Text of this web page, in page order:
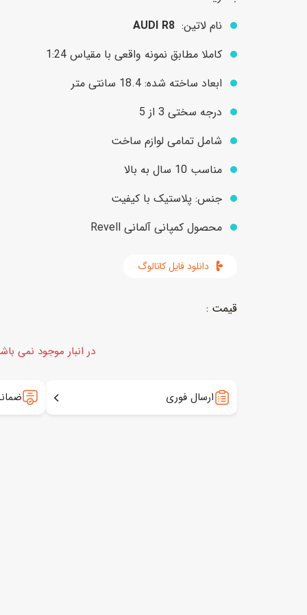
عروسک
خانه و لوازم عروسک
اکشن فیگور و شخصیت
نام لاتین: AUDI R8
کاملا مطابق نمونه واقعی با مقیاس 1:24
ابعاد ساخته شده: 18.4 سانتی متر
درجه سختی 3 از 5
شامل تمامی لوازم ساخت
مناسب 10 سال به بالا
جنس: پلاستیک با کیفیت
محصول کمپانی آلمانی Revell
دانلود فایل کاتالوگ
در انبار موجود نمی
ارسال فوری